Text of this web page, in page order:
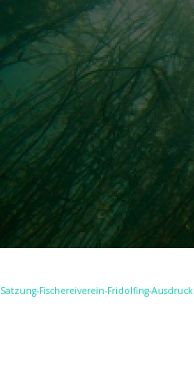
Satzung-Fischereiverein-Fridolfing-Ausdruck